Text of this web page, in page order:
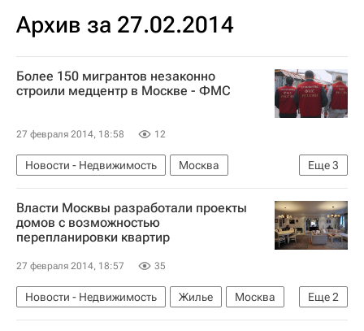
Архив за 27.02.2014
Более 150 мигрантов незаконно
строили медцентр в Москве - ФМС
27 февраля 2014, 18:58 12
Еще3
Новости - Недвижимость
Москва
Строительство
Мигранты Россия
Власти Москвы разработали проекты
домов с возможностью
перепланировки квартир
27 февраля 2014, 18:57 35
Еще2
Новости - Недвижимость Жилье
Москва
Проектирование
Квартира